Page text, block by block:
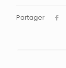
Partager